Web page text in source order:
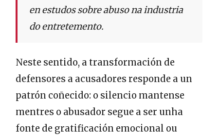
en estudos sobre abuso na industria
do entretemento.
Neste sentido, a transformación de
defensores a acusadores responde a un
patrón coñecido: o silencio mantense
mentres o abusador segue a ser unha
fonte de gratificación emocional ou